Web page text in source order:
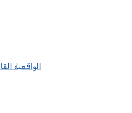
الواقعية